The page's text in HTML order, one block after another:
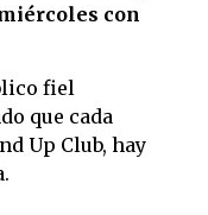
con
fiel
que cada
Up Club, hay